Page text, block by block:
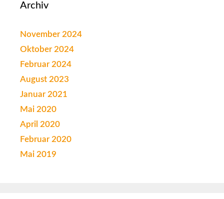
Archiv
November 2024
Oktober 2024
Februar 2024
August 2023
Januar 2021
Mai 2020
April 2020
Februar 2020
Mai 2019